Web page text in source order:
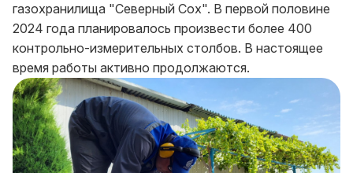
газохранилища "Северный Сох". В первой половине
2024 года планировалось произвести более 400
контрольно-измерительных столбов. В настоящее
время работы активно продолжаются.